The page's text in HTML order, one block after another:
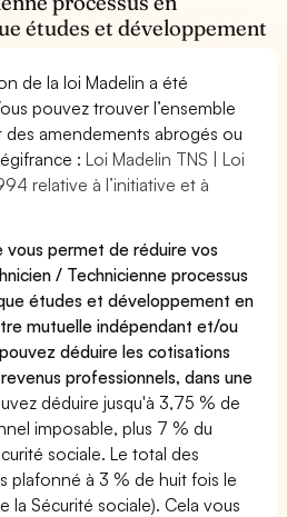
études et développement
de la loi Madelin a été
pouvez trouver l’ensemble
des amendements abrogés ou
:Loi Madelin TNS | Loi
relative à l’initiative et à
vous permet de réduire vos
/ Technicienne processus
études et développement en
mutuelle indépendant et/ou
déduire les cotisations
professionnels, dans une
déduire jusqu'à 3,75 % de
imposable, plus 7 % du
sociale. Le total des
plafonné à 3 % de huit fois le
la Sécurité sociale). Cela vous